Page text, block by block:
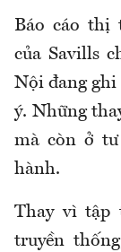
Báo cáo thị
của Savills
Nội đang ghi
ý. Những
mà còn ở
hành.
Thay vì tập
truyền